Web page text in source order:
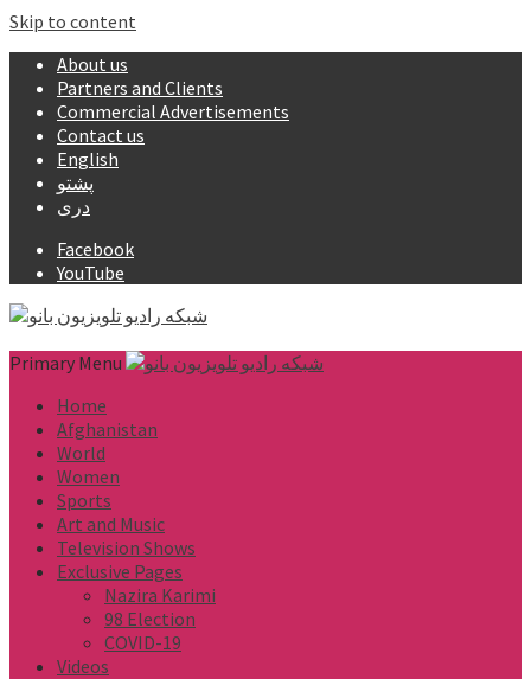
Skip to content
About us
Partners and Clients
Commercial Advertisements
Contact us
English
پشتو
دری
Facebook
YouTube
Primary Menu
Home
Afghanistan
World
Women
Sports
Art and Music
Television Shows
Exclusive Pages
Nazira Karimi
98 Election
COVID-19
Videos